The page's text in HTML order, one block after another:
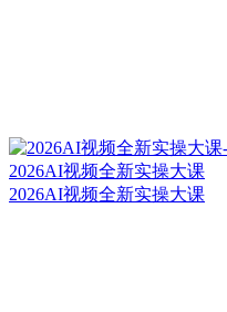
2026AI视频全新实操大课
2026AI视频全新实操大课